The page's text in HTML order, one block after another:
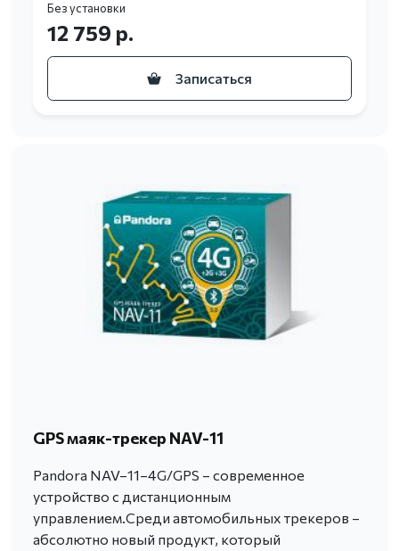
Без установки
12 759 р.
Записаться
GPS маяк-трекер NAV-11
Pandora NAV–11–4G/GPS – современное
устройство с дистанционным
управлением.Среди автомобильных трекеров –
абсолютно новый продукт, который